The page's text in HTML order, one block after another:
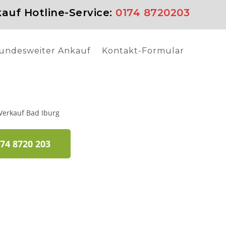
Hotline-Service: 0174 8720203
Ankauf Kontakt-Formular
8720 203